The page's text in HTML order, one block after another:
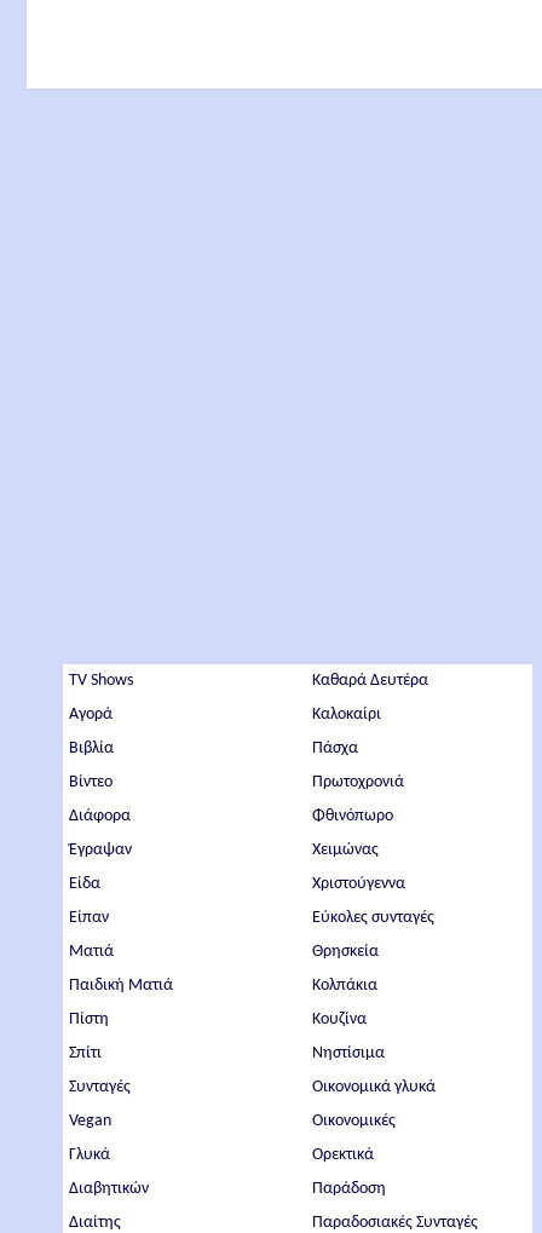
TV Shows
Αγορά
Βιβλία
Βίντεο
Διάφορα
Έγραψαν
Είδα
Είπαν
Ματιά
Παιδική Ματιά
Πίστη
Σπίτι
Συνταγές
Vegan
Γλυκά
Διαβητικών
Διαίτης
Καθαρά Δευτέρα
Καλοκαίρι
Πάσχα
Πρωτοχρονιά
Φθινόπωρο
Χειμώνας
Χριστούγεννα
Εύκολες συνταγές
Θρησκεία
Κολπάκια
Κουζίνα
Νηστίσιμα
Οικονομικά γλυκά
Οικονομικές
Ορεκτικά
Παράδοση
Παραδοσιακές Συνταγές